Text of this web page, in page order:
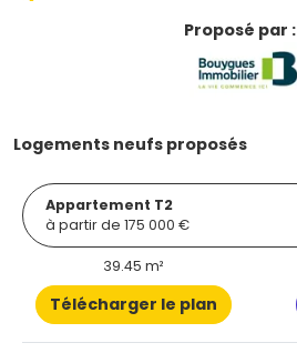
Proposé par :
Logements neufs proposés
Appartement T2
à partir de 175 000 €
39.45 m²
Télécharger le plan